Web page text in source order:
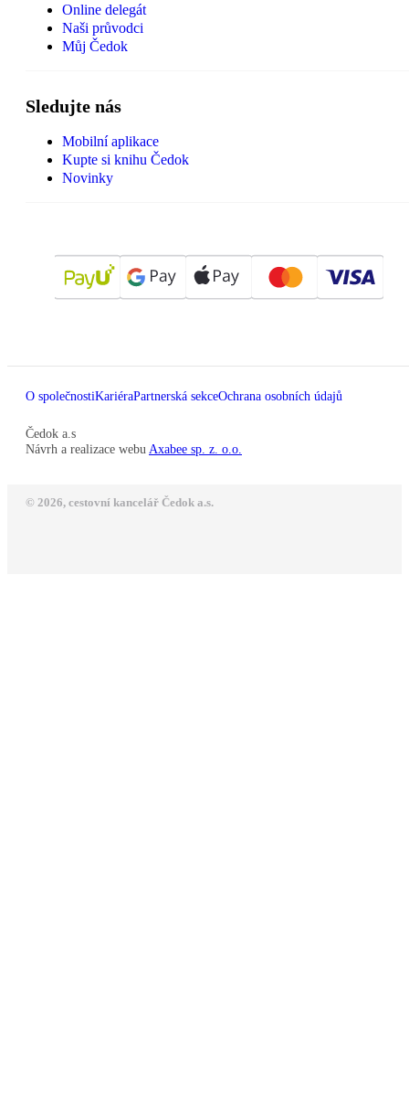
Online delegát
Naši průvodci
Můj Čedok
Sledujte nás
Mobilní aplikace
Kupte si knihu Čedok
Novinky
O společnostiKariéraPartnerská sekceOchrana osobních údajů
Čedok a.s
Návrh a realizace webu Axabee sp. z. o.o.
© 2026, cestovní kancelář Čedok a.s.